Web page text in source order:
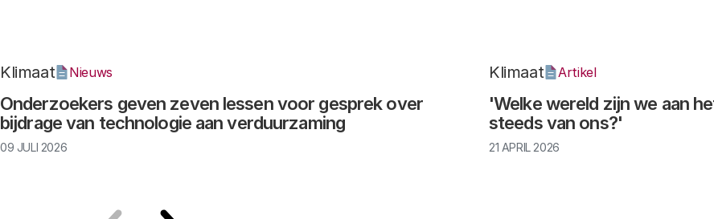
Onderzoekers geven zeven lessen voor gesprek over
bijdrage van technologie aan verduurzaming
Klimaat Nieuws
09 JULI 2026
'Welke wereld zijn we aan
steeds van ons?'
Klimaat Artikel
21 APRIL 2026